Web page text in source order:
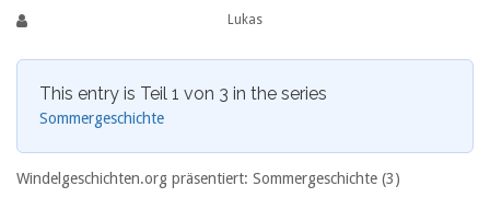
Lukas
This entry is Teil 1 von 3 in the series
Sommergeschichte
Windelgeschichten.org präsentiert: Sommergeschichte (3)